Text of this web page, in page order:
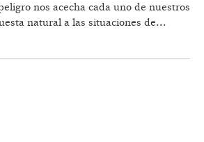
nos acecha cada uno de nuestros
natural a las situaciones de...